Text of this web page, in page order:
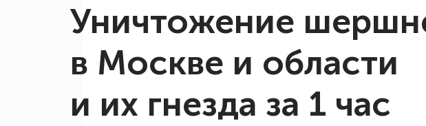
Уничтожение
в Москве и области
и их гнезда за 1 час